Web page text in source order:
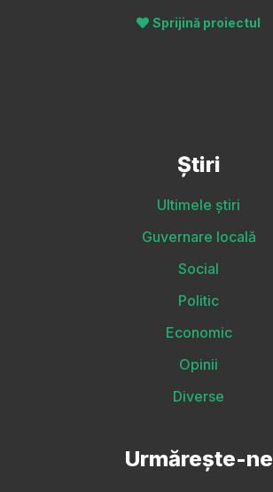
Sprijină proiectul
Știri
Ultimele știri
Guvernare locală
Social
Politic
Economic
Opinii
Diverse
Urmărește-ne